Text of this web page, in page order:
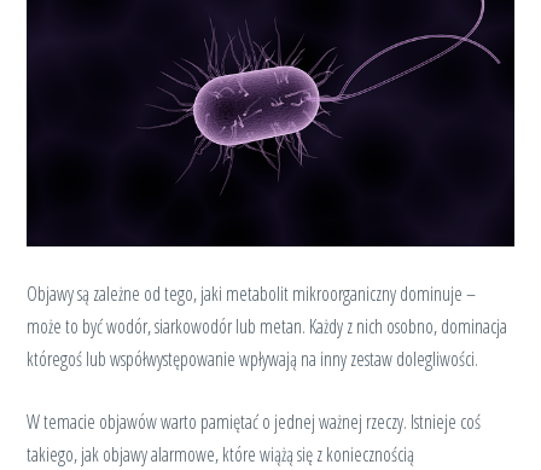
Objawy są zależne od tego, jaki metabolit mikroorganiczny dominuje –
może to być wodór, siarkowodór lub metan. Każdy z nich osobno, dominacja
któregoś lub współwystępowanie wpływają na inny zestaw dolegliwości.
W temacie objawów warto pamiętać o jednej ważnej rzeczy. Istnieje coś
takiego, jak objawy alarmowe, które wiążą się z koniecznością